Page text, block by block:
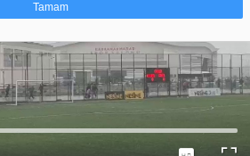
Tamam
deneyimlerini daha verimli hale getirmek
dosyalarıdır. Yasalara göre, bu sitenin
olan çerezleri cihazınıza yerleştirebiliyoruz.
almamız gerekiyor. Bu site farklı çerez türleri
yer alan üçüncü şahıs hizmetleri
alanlar için geçerlidir: web.tv
Yüklendi: